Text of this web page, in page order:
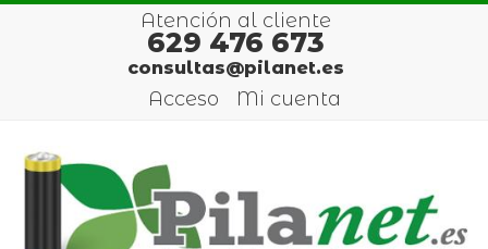
Atención al cliente
629 476 673
consultas@pilanet.es
Acceso Mi cuenta